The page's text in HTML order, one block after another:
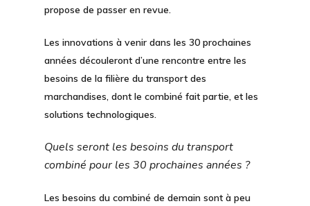
propose de passer en revue.
Les innovations à venir dans les 30 prochaines
années découleront d’une rencontre entre les
besoins de la filière du transport des
marchandises, dont le combiné fait partie, et les
solutions technologiques.
Quels seront les besoins du transport
combiné pour les 30 prochaines années ?
Les besoins du combiné de demain sont à peu